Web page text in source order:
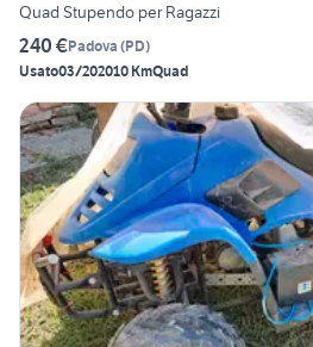
Quad Stupendo per Ragazzi
240 €Padova (PD)
Usato03/202010 KmQuad